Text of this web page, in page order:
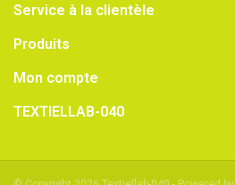
Service à la clientèle
Produits
Mon compte
TEXTIELLAB-040